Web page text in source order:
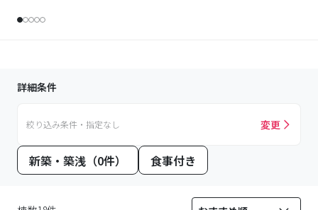
詳細条件
絞り込み条件・指定なし 変更
新築・築浅（0件） 食事付き